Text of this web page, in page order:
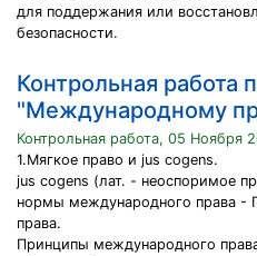
для поддержания или
безопасности.
Контрольная работа
"Международному
Контрольная работа, 05 Ноября
1.Мягкое право и jus cogens.
jus cogens (лат. - неоспоримое
нормы международного права -
права.
Принципы международного